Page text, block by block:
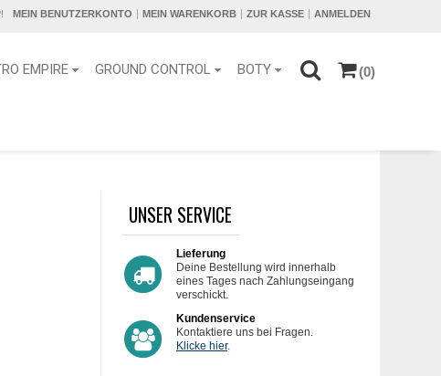
MEIN BENUTZERKONTO MEIN WARENKORB ZUR KASSE ANMELDEN
EMPIRE GROUND CONTROL BOTY (0)
UNSER SERVICE
Lieferung
Deine Bestellung wird innerhalb
eines Tages nach Zahlungseingang
verschickt.
Kundenservice
Kontaktiere uns bei Fragen.
Klicke hier.